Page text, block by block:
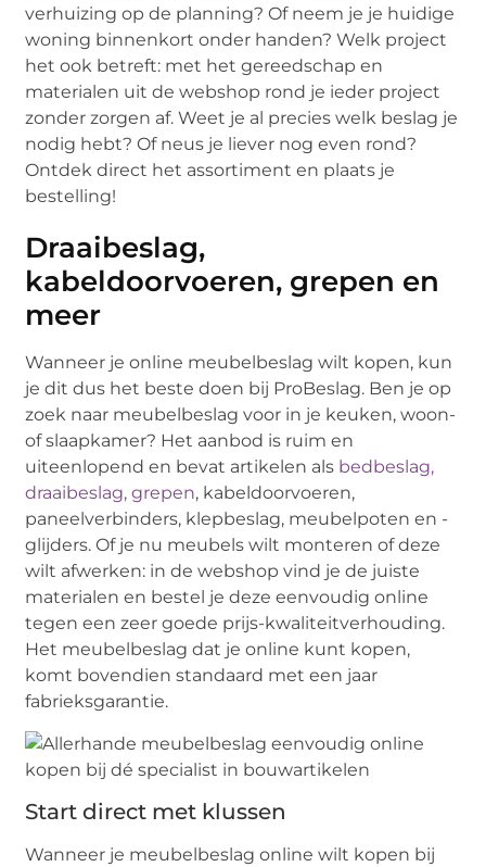
verhuizing op de planning? Of neem je je huidige
woning binnenkort onder handen? Welk project
het ook betreft: met het gereedschap en
materialen uit de webshop rond je ieder project
zonder zorgen af. Weet je al precies welk beslag je
nodig hebt? Of neus je liever nog even rond?
Ontdek direct het assortiment en plaats je
bestelling!
Draaibeslag,
kabeldoorvoeren, grepen en
meer
Wanneer je online meubelbeslag wilt kopen, kun
je dit dus het beste doen bij ProBeslag. Ben je op
zoek naar meubelbeslag voor in je keuken, woon-
of slaapkamer? Het aanbod is ruim en
uiteenlopend en bevat artikelen als bedbeslag,
draaibeslag, grepen, kabeldoorvoeren,
paneelverbinders, klepbeslag, meubelpoten en -
glijders. Of je nu meubels wilt monteren of deze
wilt afwerken: in de webshop vind je de juiste
materialen en bestel je deze eenvoudig online
tegen een zeer goede prijs-kwaliteitverhouding.
Het meubelbeslag dat je online kunt kopen,
komt bovendien standaard met een jaar
fabrieksgarantie.
Start direct met klussen
Wanneer je meubelbeslag online wilt kopen bij